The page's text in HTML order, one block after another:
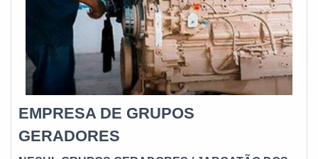
EMPRESA DE GRUPOS
GERADORES